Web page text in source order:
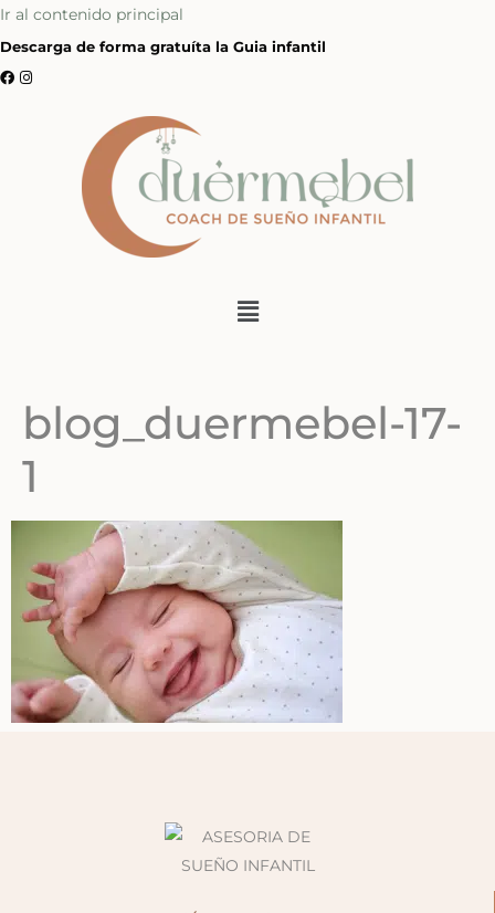
Ir al contenido principal
Descarga de forma gratuíta la Guia infantil
blog_duermebel-17-
1